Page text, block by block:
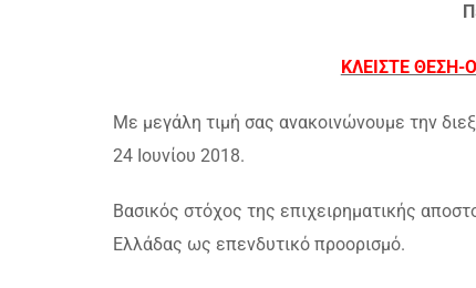
ΚΛΕΙΣΤΕ
Με μεγάλη τιμή σας ανακοινώνουμε την
24 Ιουνίου 2018.
Βασικός στόχος της επιχειρηματικής
Ελλάδας ως επενδυτικό προορισμό.